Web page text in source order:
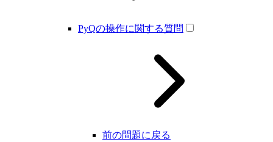
PyQの操作に関する質問
前の問題に戻る